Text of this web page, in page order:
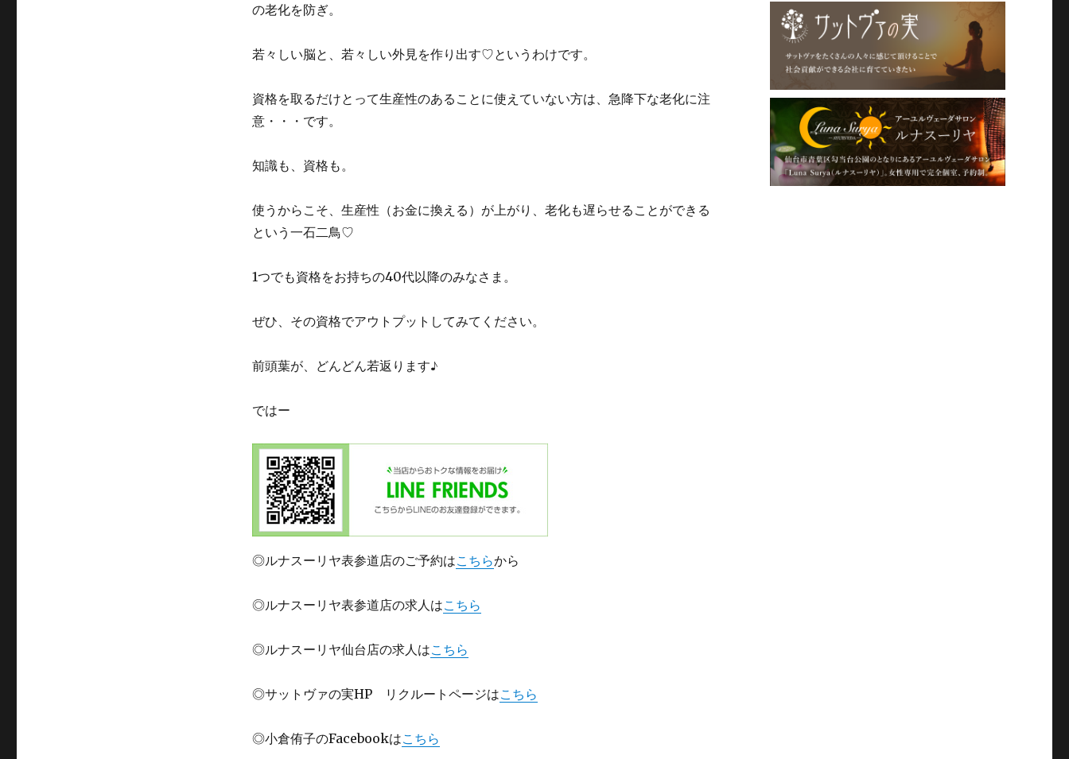
の老化を防ぎ。
若々しい脳と、若々しい外見を作り出す♡というわけです。
資格を取るだけとって生産性のあることに使えていない方は、急降下な老化に注
意・・・です。
知識も、資格も。
使うからこそ、生産性（お金に換える）が上がり、老化も遅らせることができる
という一石二鳥♡
1つでも資格をお持ちの40代以降のみなさま。
ぜひ、その資格でアウトプットしてみてください。
前頭葉が、どんどん若返ります♪
ではー
◎ルナスーリヤ表参道店のご予約はこちらから
◎ルナスーリヤ表参道店の求人はこちら
◎ルナスーリヤ仙台店の求人はこちら
◎サットヴァの実HP リクルートページはこちら
◎小倉侑子のFacebookはこちら